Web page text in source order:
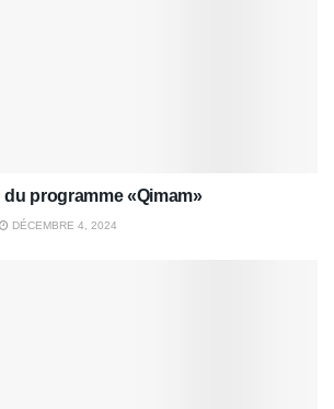
programme «Qimam»
DÉCEMBRE 4, 2024